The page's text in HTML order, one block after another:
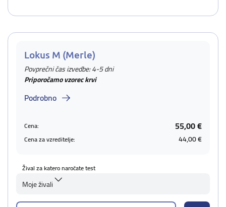
Lokus M (Merle)
Povprečni čas izvedbe: 4-5 dni
Priporočamo vzorec krvi
Podrobno
Cena: 55,00 €
Cena za vzreditelje: 44,00 €
Žival za katero naročate test
Moje živali